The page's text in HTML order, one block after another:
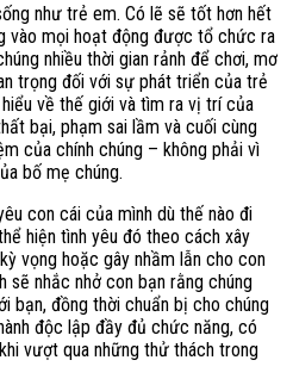
như trẻ em. Có lẽ sẽ tốt hơn hết
vào mọi hoạt động được tổ chức ra
nhiều thời gian rảnh để chơi, mơ
trọng đối với sự phát triển của trẻ
về thế giới và tìm ra vị trí của
bại, phạm sai lầm và cuối cùng
của chính chúng – không phải vì
bố mẹ chúng.
con cái của mình dù thế nào đi
hiện tình yêu đó theo cách xây
vọng hoặc gây nhầm lẫn cho con
sẽ nhắc nhở con bạn rằng chúng
bạn, đồng thời chuẩn bị cho chúng
độc lập đầy đủ chức năng, có
vượt qua những thử thách trong